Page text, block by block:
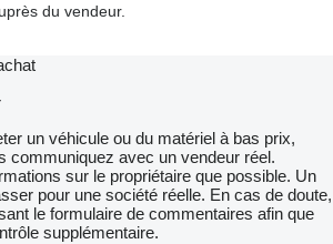
du vendeur.
un véhicule ou du matériel à bas prix,
communiquez avec un vendeur réel.
sur le propriétaire que possible. Un
pour une société réelle. En cas de doute,
le formulaire de commentaires afin que
supplémentaire.